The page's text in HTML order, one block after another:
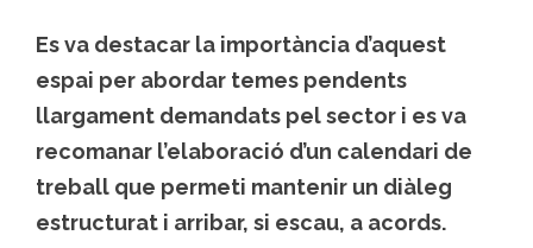
Es va destacar la importància d’aquest
espai per abordar temes pendents
llargament demandats pel sector i es va
recomanar l’elaboració d’un calendari de
treball que permeti mantenir un diàleg
estructurat i arribar, si escau, a acords.